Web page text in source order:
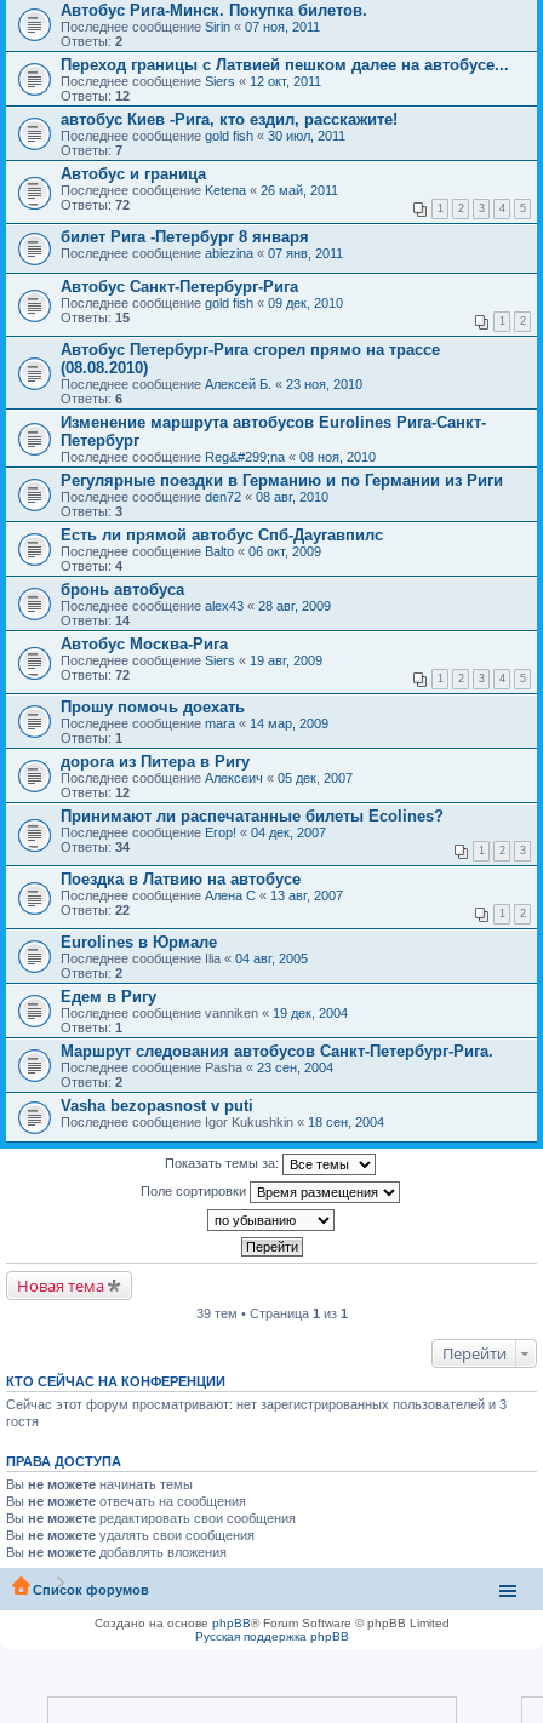
Автобус Рига-Минск. Покупка билетов.
Последнее сообщение Sirin « 07 ноя, 2011
Ответы: 2
Переход границы с Латвией пешком далее на автобусе...
Последнее сообщение Siers « 12 окт, 2011
Ответы: 12
автобус Киев -Рига, кто ездил, расскажите!
Последнее сообщение gold fish « 30 июл, 2011
Ответы: 7
Автобус и граница
Последнее сообщение Ketena « 26 май, 2011
Ответы: 72 1 2 3 4 5
билет Рига -Петербург 8 января
Последнее сообщение abiezina « 07 янв, 2011
Автобус Санкт-Петербург-Рига
Последнее сообщение gold fish « 09 дек, 2010
Ответы: 15 1 2
Автобус Петербург-Рига сгорел прямо на трассе
(08.08.2010)
Последнее сообщение Алексей Б. « 23 ноя, 2010
Ответы: 6
Изменение маршрута автобусов Eurolines Рига-Санкт-
Петербург
Последнее сообщение Reg&#299;na « 08 ноя, 2010
Регулярные поездки в Германию и по Германии из Риги
Последнее сообщение den72 « 08 авг, 2010
Ответы: 3
Есть ли прямой автобус Спб-Даугавпилс
Последнее сообщение Balto « 06 окт, 2009
Ответы: 4
бронь автобуса
Последнее сообщение alex43 « 28 авг, 2009
Ответы: 14
Автобус Москва-Рига
Последнее сообщение Siers « 19 авг, 2009
Ответы: 72 1 2 3 4 5
Прошу помочь доехать
Последнее сообщение mara « 14 мар, 2009
Ответы: 1
дорога из Питера в Ригу
Последнее сообщение Алексеич « 05 дек, 2007
Ответы: 12
Принимают ли распечатанные билеты Ecolines?
Последнее сообщение Егор! « 04 дек, 2007
Ответы: 34 1 2 3
Поездка в Латвию на автобусе
Последнее сообщение Алена С « 13 авг, 2007
Ответы: 22 1 2
Eurolines в Юрмале
Последнее сообщение Ilia « 04 авг, 2005
Ответы: 2
Едем в Ригу
Последнее сообщение vanniken « 19 дек, 2004
Ответы: 1
Маршрут следования автобусов Санкт-Петербург-Рига.
Последнее сообщение Pasha « 23 сен, 2004
Ответы: 2
Vasha bezopasnost v puti
Последнее сообщение Igor Kukushkin « 18 сен, 2004
Показать темы за:
Поле сортировки
Новая тема
39 тем • Страница 1 из 1
Перейти
КТО СЕЙЧАС НА КОНФЕРЕНЦИИ
Сейчас этот форум просматривают: нет зарегистрированных пользователей и 3
гостя
ПРАВА ДОСТУПА
Вы не можете начинать темы
Вы не можете отвечать на сообщения
Вы не можете редактировать свои сообщения
Вы не можете удалять свои сообщения
Вы не можете добавлять вложения
Список форумов
Создано на основе phpBB® Forum Software © phpBB Limited
Русская поддержка phpBB